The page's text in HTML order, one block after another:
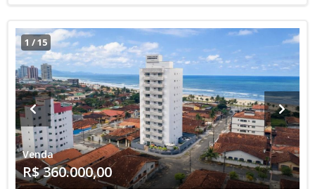
1 /15
Venda
R$ 360.000,00